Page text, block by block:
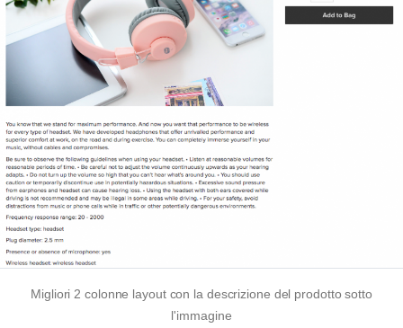
Migliori2 colonne layout con la descrizione del prodotto sotto
l'immagine